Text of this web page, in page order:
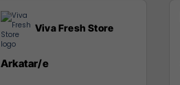
Viva Fresh Store
Arkatar/e